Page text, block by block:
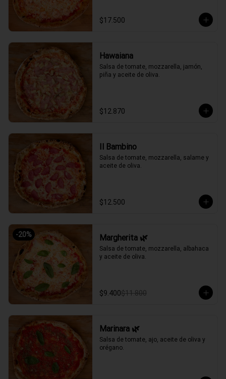
$17.500
Hawaiana
Salsa de tomate, mozzarella, jamón,
piña y aceite de oliva.
$12.870
Il Bambino
Salsa de tomate, mozzarella, salame y
aceite de oliva.
$12.500
-20% Margherita 🌿
Salsa de tomate, mozzarella, albahaca
y aceite de oliva.
$9.400$11.800
Marinara 🌿
Salsa de tomate, ajo, aceite de oliva y
orégano.